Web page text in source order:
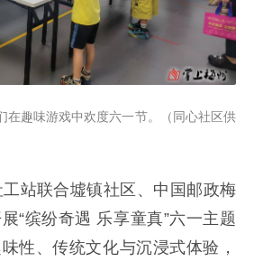
趣味游戏中欢度六一节。
（同心社区供
站联合墟镇社区、中国邮政梅
“缤纷奇遇 乐享童真”六一主题
性、传统文化与沉浸式体验，